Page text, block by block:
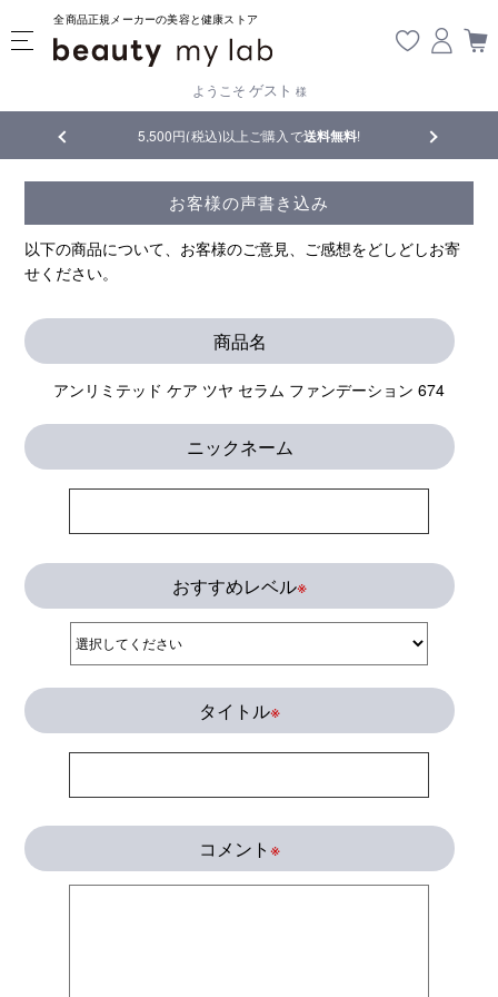
全商品正規メーカーの美容と健康ストア
ようこそ ゲスト 様
5,500円(税込)以上ご購入で送料無料! 【重要】熊本
お客様の声書き込み
以下の商品について、お客様のご意見、ご感想をどしどしお寄
せください。
商品名
アンリミテッド ケア ツヤ セラム ファンデーション 674
ニックネーム
おすすめレベル※
タイトル※
コメント※